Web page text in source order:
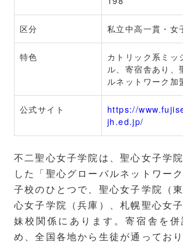
区分 私立中高一貫・女
特色
カトリック系ミッ
ル、寄宿舎あり、
ルネットワーク加
公式サイト
https://
jh.ed.jp/
不二聖心女子学院は、聖心女子学
した「聖心グローバルネットワー
子校のひとつで、聖心女子学院（
心女子学院（兵庫）、札幌聖心女
妹校関係にあります。寄宿舎を併
め、全国各地から生徒が通ってお